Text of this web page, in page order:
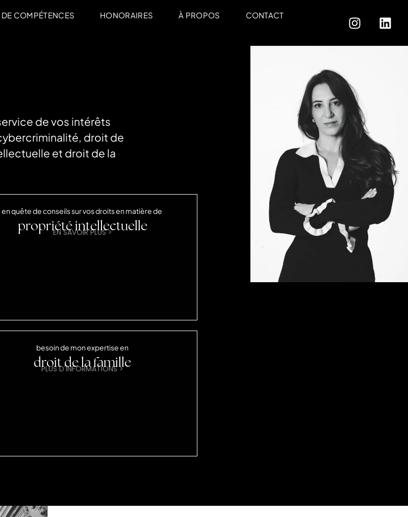
COMPÉTENCES HONORAIRES À PROPOS CONTACT
de vos intérêts
droit de
et droit de la
en quête de conseils sur vos droits en matière de
propriété intellectuelle
EN SAVOIR PLUS >
besoin de mon expertise en
droit de la famille
PLUS D'INFORMATIONS >